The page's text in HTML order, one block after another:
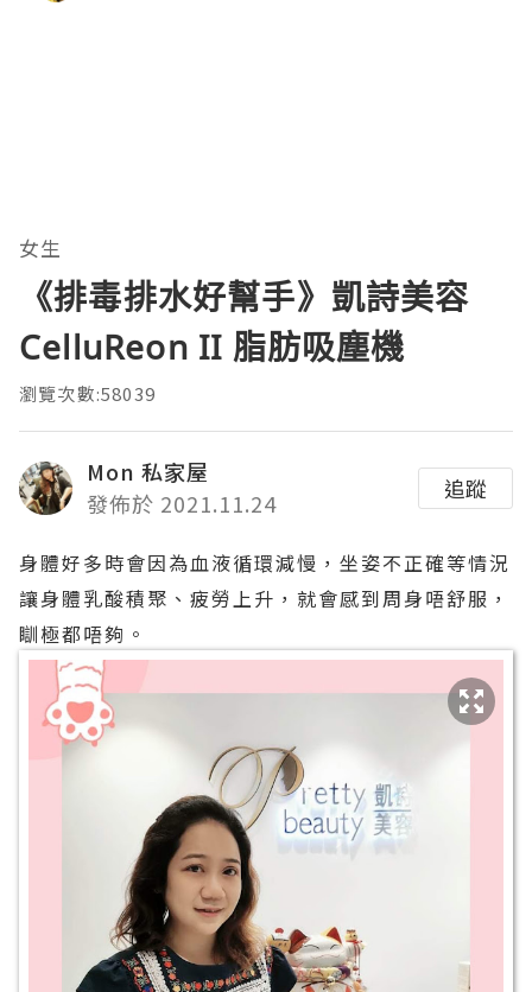
女生
《排毒排水好幫手》凱詩美容
CelluReon II 脂肪吸塵機
瀏覽次數:58039
Mon 私家屋
發佈於 2021.11.24
追蹤
身體好多時會因為血液循環減慢，坐姿不正確等情況
讓身體乳酸積聚、疲勞上升，就會感到周身唔舒服，
瞓極都唔夠。